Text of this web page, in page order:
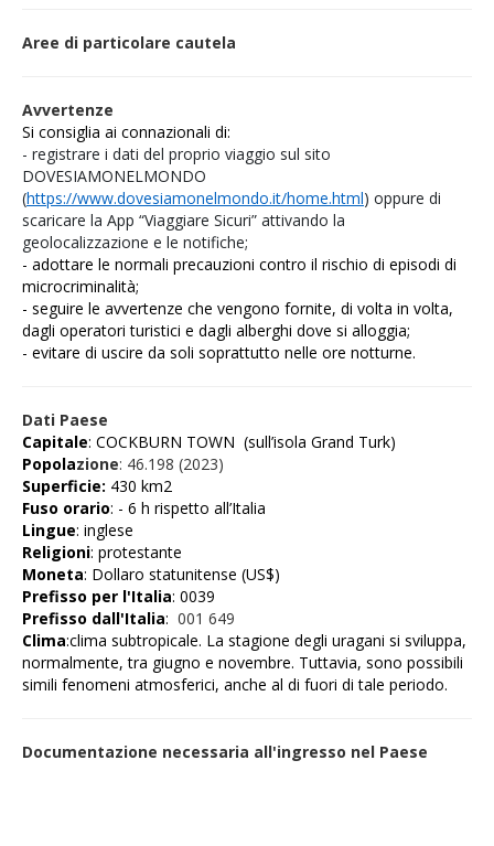
Aree di particolare cautela
Avvertenze
Si consiglia ai connazionali di:
- registrare i dati del proprio viaggio sul sito
DOVESIAMONELMONDO
(https://www.dovesiamonelmondo.it/home.html) oppure di
scaricare la App “Viaggiare Sicuri” attivando la
geolocalizzazione e le notifiche;
- adottare le normali precauzioni contro il rischio di episodi di
microcriminalità;
- seguire le avvertenze che vengono fornite, di volta in volta,
dagli operatori turistici e dagli alberghi dove si alloggia;
- evitare di uscire da soli soprattutto nelle ore notturne.
Dati Paese
Capitale: COCKBURN TOWN (sull’isola Grand Turk)
Popolazione: 46.198 (2023)
Superficie: 430 km2
Fuso orario: - 6 h rispetto all’Italia
Lingue: inglese
Religioni: protestante
Moneta: Dollaro statunitense (US$)
Prefisso per l'Italia: 0039
Prefisso dall'Italia: 001 649
Clima:clima subtropicale. La stagione degli uragani si sviluppa,
normalmente, tra giugno e novembre. Tuttavia, sono possibili
simili fenomeni atmosferici, anche al di fuori di tale periodo.
Documentazione necessaria all'ingresso nel Paese